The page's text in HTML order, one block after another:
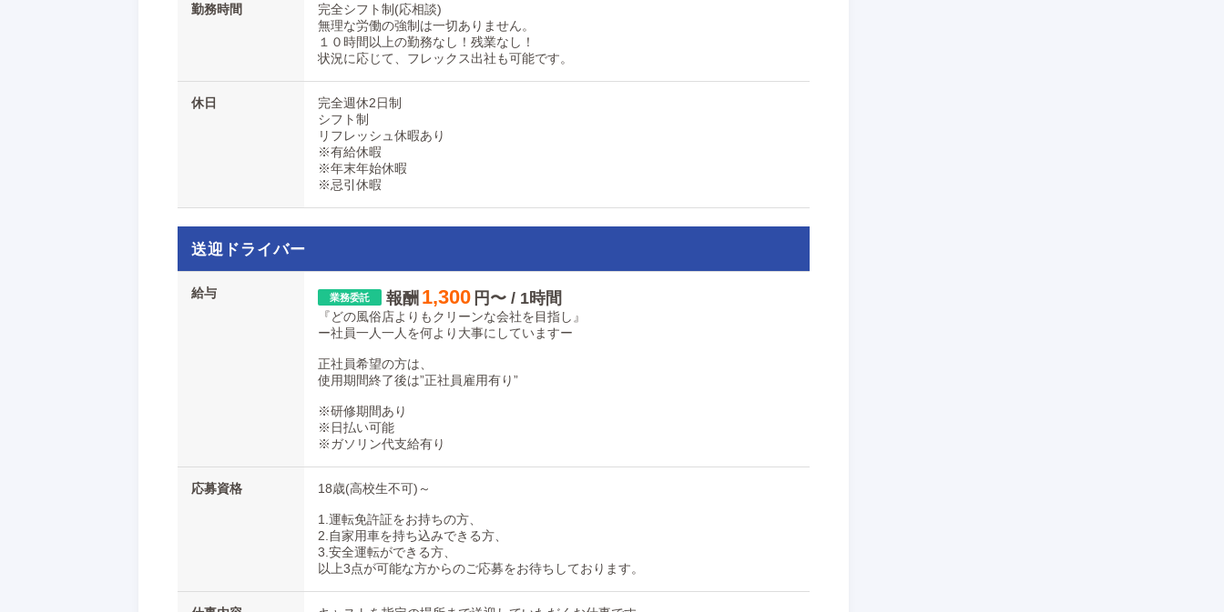
勤務時間
完全シフト制(応相談)
無理な労働の強制は一切ありません。
１０時間以上の勤務なし！残業なし！
状況に応じて、フレックス出社も可能です。
休日
完全週休2日制
シフト制
リフレッシュ休暇あり
※有給休暇
※年末年始休暇
※忌引休暇
送迎ドライバー
給与 報酬 1,300 円〜 / 1時間
『どの風俗店よりもクリーンな会社を目指し』
ー社員一人一人を何より大事にしていますー
正社員希望の方は、
使用期間終了後は”正社員雇用有り”
※研修期間あり
※日払い可能
※ガソリン代支給有り
応募資格 18歳(高校生不可)～
1.運転免許証をお持ちの方、
2.自家用車を持ち込みできる方、
3.安全運転ができる方、
以上3点が可能な方からのご応募をお待ちしております。